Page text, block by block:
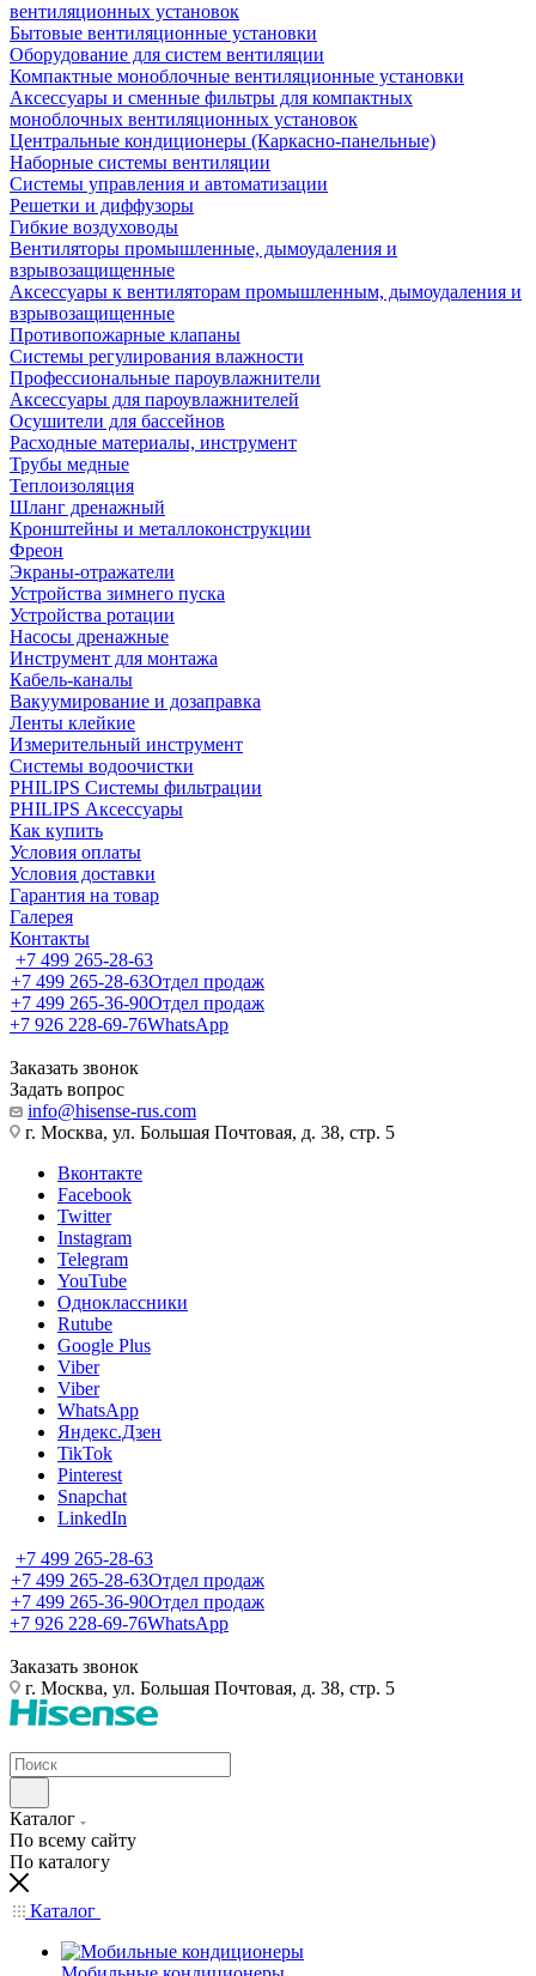
вентиляционных установок
Бытовые вентиляционные установки
Оборудование для систем вентиляции
Компактные моноблочные вентиляционные установки
Аксессуары и сменные фильтры для компактных
моноблочных вентиляционных установок
Центральные кондиционеры (Каркасно-панельные)
Наборные системы вентиляции
Системы управления и автоматизации
Решетки и диффузоры
Гибкие воздуховоды
Вентиляторы промышленные, дымоудаления и
взрывозащищенные
Аксессуары к вентиляторам промышленным, дымоудаления и
взрывозащищенные
Противопожарные клапаны
Системы регулирования влажности
Профессиональные пароувлажнители
Аксессуары для пароувлажнителей
Осушители для бассейнов
Расходные материалы, инструмент
Трубы медные
Теплоизоляция
Шланг дренажный
Кронштейны и металлоконструкции
Фреон
Экраны-отражатели
Устройства зимнего пуска
Устройства ротации
Насосы дренажные
Инструмент для монтажа
Кабель-каналы
Вакуумирование и дозаправка
Ленты клейкие
Измерительный инструмент
Системы водоочистки
PHILIPS Системы фильтрации
PHILIPS Аксессуары
Как купить
Условия оплаты
Условия доставки
Гарантия на товар
Галерея
Контакты
+7 499 265-28-63
+7 499 265-28-63Отдел продаж
+7 499 265-36-90Отдел продаж
+7 926 228-69-76WhatsApp
Заказать звонок
Задать вопрос
info@hisense-rus.com
г. Москва, ул. Большая Почтовая, д. 38, стр. 5
Вконтакте
Facebook
Twitter
Instagram
Telegram
YouTube
Одноклассники
Rutube
Google Plus
Viber
Viber
WhatsApp
Яндекс.Дзен
TikTok
Pinterest
Snapchat
LinkedIn
+7 499 265-28-63
+7 499 265-28-63Отдел продаж
+7 499 265-36-90Отдел продаж
+7 926 228-69-76WhatsApp
Заказать звонок
г. Москва, ул. Большая Почтовая, д. 38, стр. 5
Каталог
По всему сайту
По каталогу
Каталог